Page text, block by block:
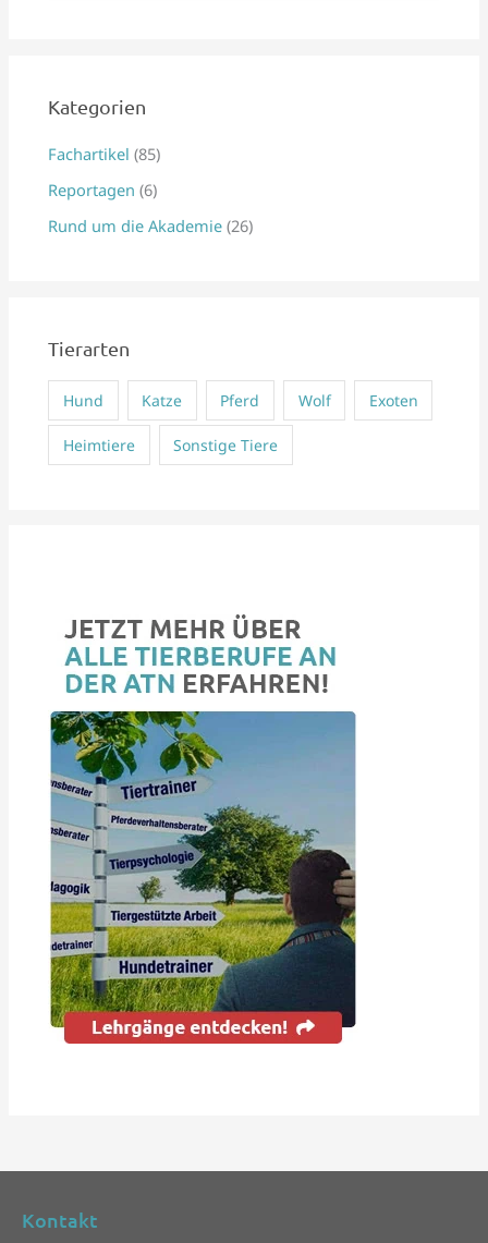
e
n
a
c
Kategorien
Fachartikel (85)
Reportagen (6)
Rund um die Akademie (26)
Tierarten
Hund Katze Pferd Wolf Exoten
Heimtiere Sonstige Tiere
Kontakt